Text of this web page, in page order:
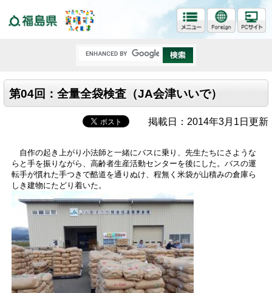
第04回：全量全袋検査（JA会津いいで）
掲載日：2014年3月1日更新
自作の起き上がり小法師と一緒にバスに乗り、先生たちにさような
らと手を振りながら、高齢者生産活動センターを後にした。バスの運
転手が慣れた手つきで酷道を通りぬけ、程無く米袋が山積みの倉庫ら
しき建物にたどり着いた。